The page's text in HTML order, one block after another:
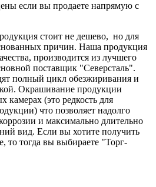
если вы продаете напрямую с
стоит не дешево, но для
причин. Наша продукция
производится из лучшего
поставщик "Северсталь".
полный цикл обезжиривания и
Окрашивание продукции
камерах (это редкость для
что позволяет надолго
и максимально длительно
вид. Если вы хотите получить
то тогда вы выбираете "Торг-